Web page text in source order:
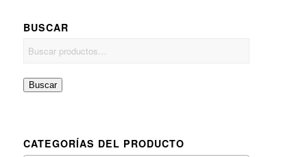
BUSCAR
Buscar
CATEGORÍAS DEL PRODUCTO